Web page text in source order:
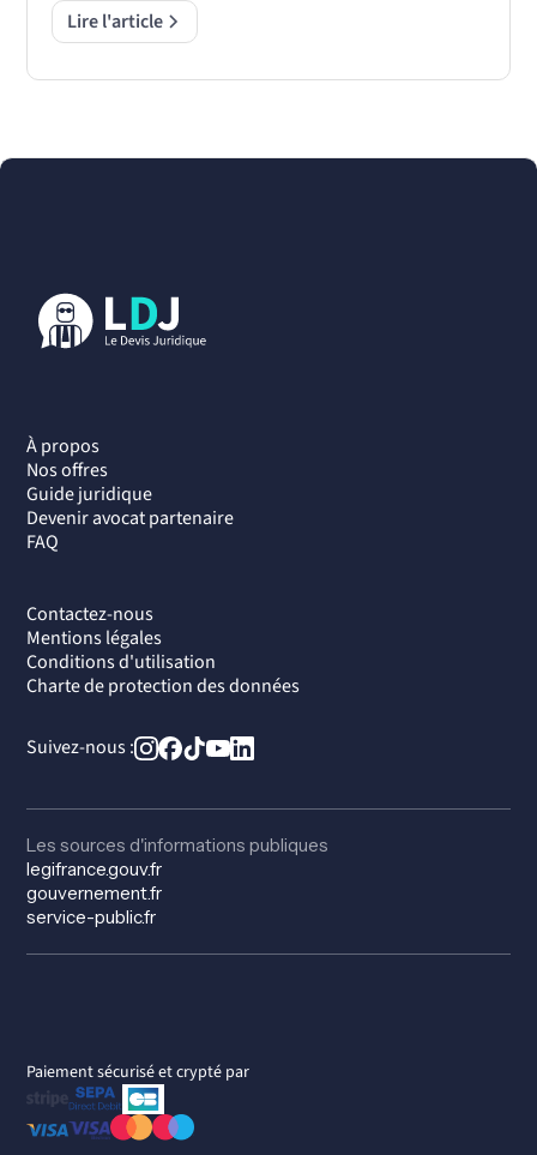
Lire l'article
À propos
Nos offres
Guide juridique
Devenir avocat partenaire
FAQ
Contactez-nous
Mentions légales
Conditions d'utilisation
Charte de protection des données
Suivez-nous :
Les sources d'informations publiques
legifrance.gouv.fr
gouvernement.fr
service-public.fr
Paiement sécurisé et crypté par